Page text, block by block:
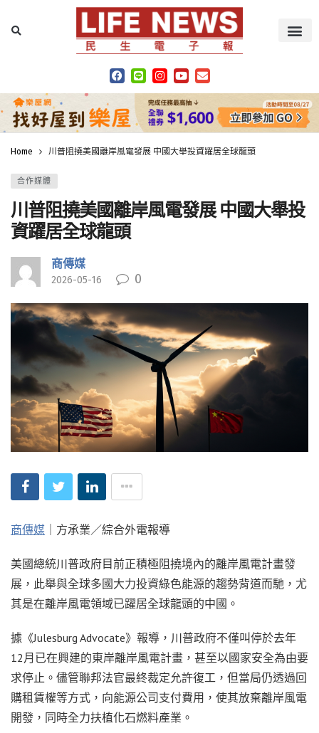
Home 川普阻撓美國離岸風電發展 中國大舉投資躍居全球龍頭
合作媒體
川普阻撓美國離岸風電發展 中國大舉投
資躍居全球龍頭
商傳媒
2026-05-16 0
商傳媒 ｜方承業／綜合外電報導
美國總統川普政府目前正積極阻撓境內的離岸風電計畫發
展，此舉與全球多國大力投資綠色能源的趨勢背道而馳，尤
其是在離岸風電領域已躍居全球龍頭的中國。
據《Julesburg Advocate》報導，川普政府不僅叫停於去年
12月已在興建的東岸離岸風電計畫，甚至以國家安全為由要
求停止。儘管聯邦法官最終裁定允許復工，但當局仍透過回
購租賃權等方式，向能源公司支付費用，使其放棄離岸風電
開發，同時全力扶植化石燃料產業。